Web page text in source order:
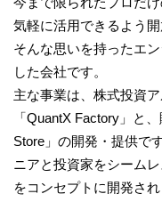
気軽に活用できるよう
そんな思いを持ったエ
した会社です。
主な事業は、株式投資
「QuantX Factory」と
Store」の開発・提供で
ニアと投資家をシーム
をコンセプトに開発され